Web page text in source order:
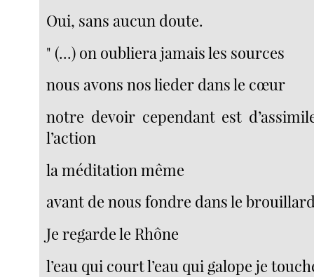
Oui, sans aucun doute.
" (...) on oubliera jamais les sources
nous avons nos lieder dans le cœur
notre devoir cependant est
l’action
la méditation même
avant de nous fondre dans le
Je regarde le Rhône
l’eau qui court l’eau qui galope je